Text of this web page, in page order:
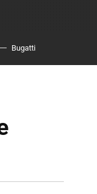
Bugatti